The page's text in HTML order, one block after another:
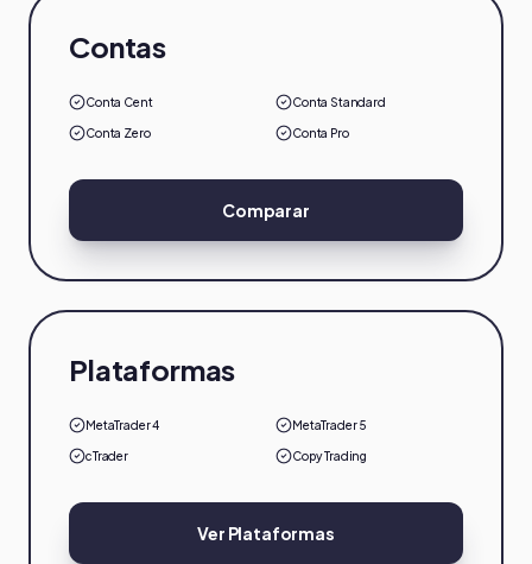
Contas
Conta Cent Conta Standard
Conta Zero Conta Pro
Comparar
Plataformas
MetaTrader 4 MetaTrader 5
cTrader Copy Trading
Ver Plataformas